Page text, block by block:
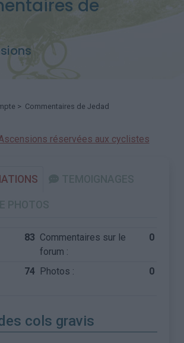
de
> Commentaires de Jedad
réservées aux cyclistes
83 Commentaires sur le
forum :
0
74 Photos : 0
cols gravis